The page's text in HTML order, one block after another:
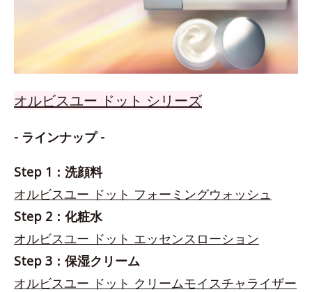
オルビスユー ドット シリーズ
- ラインナップ -
Step 1：洗顔料
オルビスユー ドット フォーミングウォッシュ
Step 2：化粧水
オルビスユー ドット エッセンスローション
Step 3：保湿クリーム
オルビスユー ドット クリームモイスチャライザー